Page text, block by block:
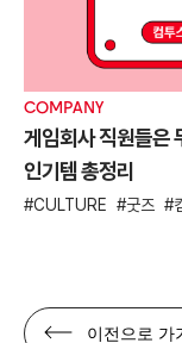
COMPANY
게임회사 직원들은
인기템 총정리
CULTURE 굿즈
이전으로 가